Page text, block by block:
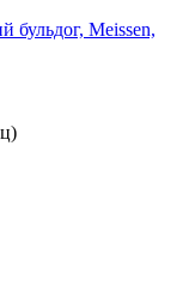
бульдог, Meissen,